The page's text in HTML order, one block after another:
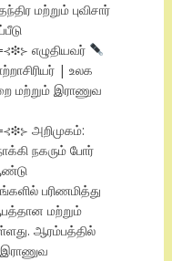
மற்றும் புவிசார்
எழுதியவர்
| உலக
மற்றும் இராணுவ
அறிமுகம்:
நகரும் போர்
பரிணமித்து
மற்றும்
ஆரம்பத்தில்
இராணுவ